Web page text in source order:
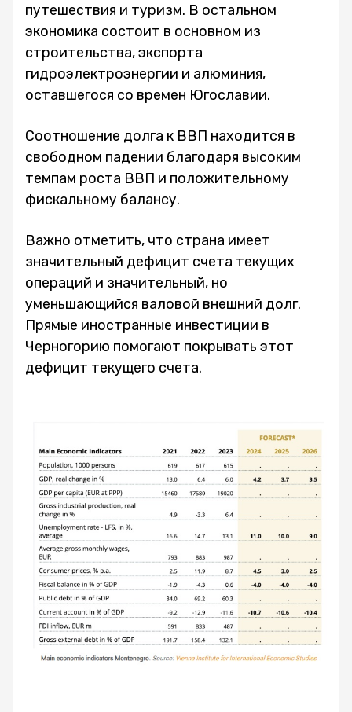
путешествия и туризм. В остальном
экономика состоит в основном из
строительства, экспорта
гидроэлектроэнергии и алюминия,
оставшегося со времен Югославии.
Соотношение долга к ВВП находится в
свободном падении благодаря высоким
темпам роста ВВП и положительному
фискальному балансу.
Важно отметить, что страна имеет
значительный дефицит счета текущих
операций и значительный, но
уменьшающийся валовой внешний долг.
Прямые иностранные инвестиции в
Черногорию помогают покрывать этот
дефицит текущего счета.